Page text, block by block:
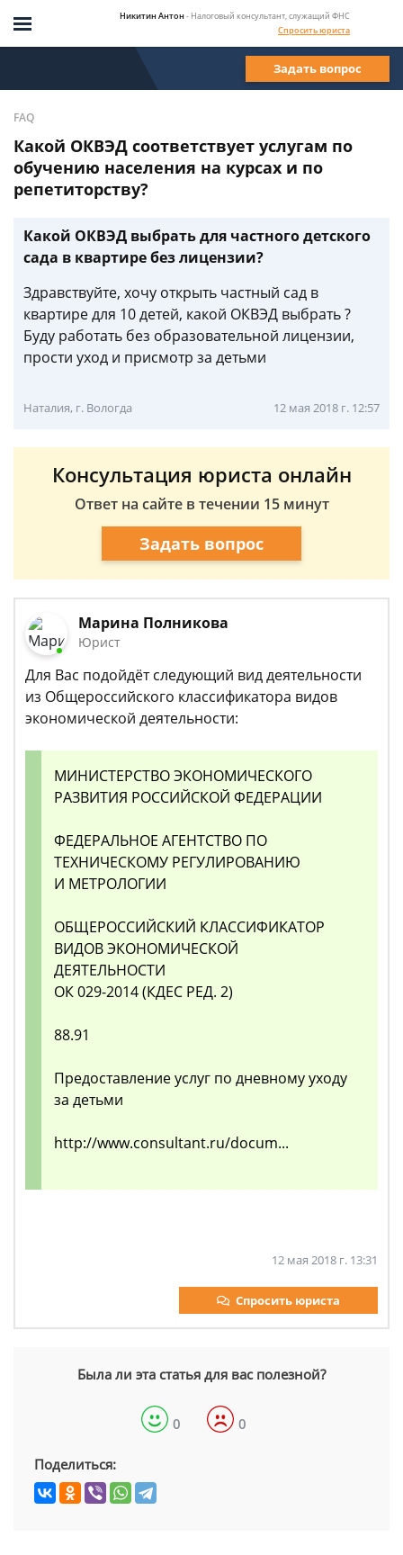
Никитин Антон - Налоговый консультант, служащий ФНС
Спросить юриста
Задать вопрос
FAQ
Какой ОКВЭД соответствует услугам по
обучению населения на курсах и по
репетиторству?
Какой ОКВЭД выбрать для частного детского
сада в квартире без лицензии?
Здравствуйте, хочу открыть частный сад в
квартире для 10 детей, какой ОКВЭД выбрать ?
Буду работать без образовательной лицензии,
прости уход и присмотр за детьми
Наталия, г. Вологда 12 мая 2018 г. 12:57
Консультация юриста онлайн
Ответ на сайте в течении 15 минут
Задать вопрос
Марина Полникова
Юрист
Для Вас подойдёт следующий вид деятельности
из Общероссийского классификатора видов
экономической деятельности:
МИНИСТЕРСТВО ЭКОНОМИЧЕСКОГО
РАЗВИТИЯ РОССИЙСКОЙ ФЕДЕРАЦИИ
ФЕДЕРАЛЬНОЕ АГЕНТСТВО ПО
ТЕХНИЧЕСКОМУ РЕГУЛИРОВАНИЮ
И МЕТРОЛОГИИ
ОБЩЕРОССИЙСКИЙ КЛАССИФИКАТОР
ВИДОВ ЭКОНОМИЧЕСКОЙ
ДЕЯТЕЛЬНОСТИ
ОК 029-2014 (КДЕС РЕД. 2)
88.91
Предоставление услуг по дневному уходу
за детьми
http://www.consultant.ru/docum...
12 мая 2018 г. 13:31
Спросить юриста
Была ли эта статья для вас полезной?
0 0
Поделиться: